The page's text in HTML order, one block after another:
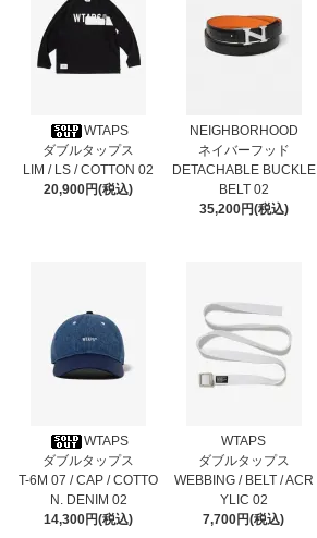
WTAPS
ダブルタップス
LIM / LS / COTTON 02
20,900円(税込)
NEIGHBORHOOD
ネイバーフッド
DETACHABLE BUCKLE
BELT 02
35,200円(税込)
WTAPS
ダブルタップス
T-6M 07 / CAP / COTTO
N. DENIM 02
14,300円(税込)
WTAPS
ダブルタップス
WEBBING / BELT / ACR
YLIC 02
7,700円(税込)